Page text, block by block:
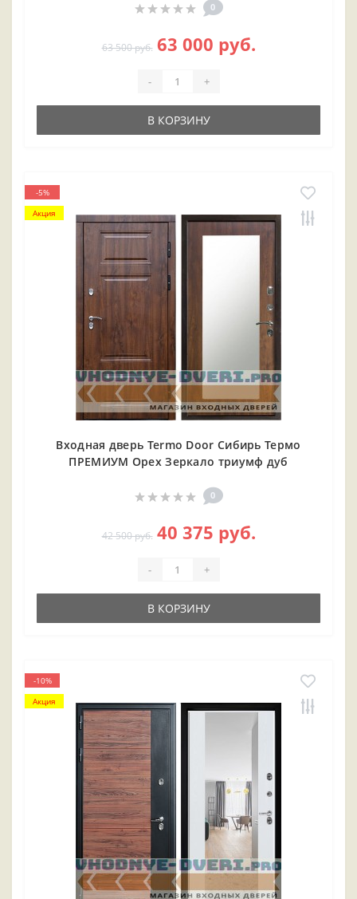
0
63 500 руб. 63 000 руб.
- +
В КОРЗИНУ
-5%
Акция
Входная дверь Termo Door Сибирь Термо
ПРЕМИУМ Орех Зеркало триумф дуб
0
42 500 руб. 40 375 руб.
- +
В КОРЗИНУ
-10%
Акция